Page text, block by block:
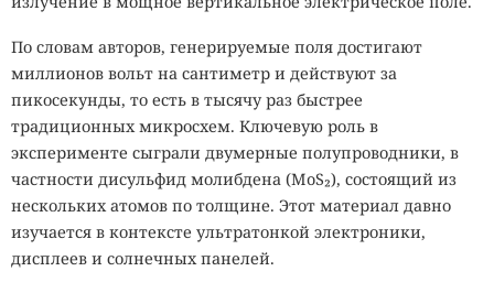
По словам авторов, генерируемые поля достигают
миллионов вольт на сантиметр и действуют за
пикосекунды, то есть в тысячу раз быстрее
традиционных микросхем. Ключевую роль в
эксперименте сыграли двумерные полупроводники, в
частности дисульфид молибдена (MoS₂), состоящий из
нескольких атомов по толщине. Этот материал давно
изучается в контексте ультратонкой электроники,
дисплеев и солнечных панелей.